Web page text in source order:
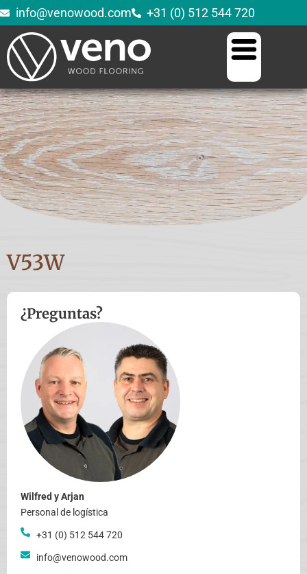
info@venowood.com +31 (0) 512 544 720
V53W
¿Preguntas?
Wilfred y Arjan
Personal de logística
+31 (0) 512 544 720
info@venowood.com